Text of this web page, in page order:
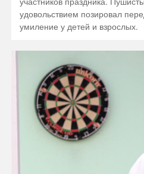
удовольствием позировал
умиление у детей и взрослых.